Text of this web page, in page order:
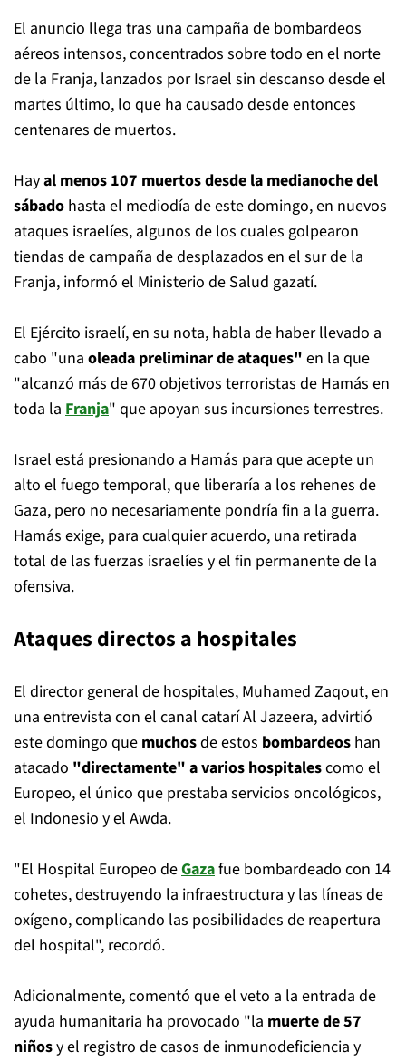
El anuncio llega tras una campaña de bombardeos
aéreos intensos, concentrados sobre todo en el norte
de la Franja, lanzados por Israel sin descanso desde el
martes último, lo que ha causado desde entonces
centenares de muertos.
Hayal menos 107 muertos desde la medianoche del
sábado hasta el mediodía de este domingo, en nuevos
ataques israelíes, algunos de los cuales golpearon
tiendas de campaña de desplazados en el sur de la
Franja, informó el Ministerio de Salud gazatí.
El Ejército israelí, en su nota, habla de haber llevado a
cabo "una oleada preliminar de ataques" en la que
"alcanzó más de 670 objetivos terroristas de Hamás en
toda la Franja" que apoyan sus incursiones terrestres.
Israel está presionando a Hamás para que acepte un
alto el fuego temporal, que liberaría a los rehenes de
Gaza, pero no necesariamente pondría fin a la guerra.
Hamás exige, para cualquier acuerdo, una retirada
total de las fuerzas israelíes y el fin permanente de la
ofensiva.
Ataques directos a hospitales
El director general de hospitales, Muhamed Zaqout, en
una entrevista con el canal catarí Al Jazeera, advirtió
este domingo que muchosde estos bombardeos han
atacado "directamente" a varios hospitalescomo el
Europeo, el único que prestaba servicios oncológicos,
el Indonesio y el Awda.
"El Hospital Europeo deGazafue bombardeado con 14
cohetes, destruyendo la infraestructura y las líneas de
oxígeno, complicando las posibilidades de reapertura
del hospital", recordó.
Adicionalmente, comentó que el veto a la entrada de
ayuda humanitaria ha provocado "la muerte de 57
niñosy el registro de casos de inmunodeficiencia y